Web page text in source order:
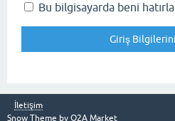
Bu bilgisayarda beni hatırla
İletişim
Snow Theme by Q2A Market